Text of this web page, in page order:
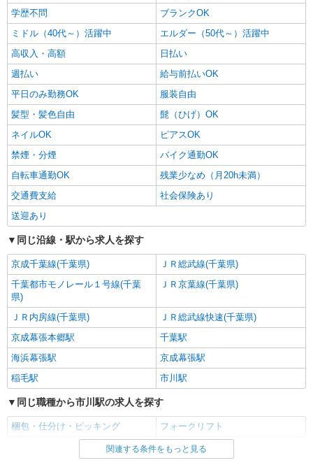
料送迎バスあり◎
キープ 詳細を見る
派遣社員
ランスタッド株式会社 船橋支店（船橋事業所）/FFBS112723
仕分け・ピッキング・梱包
時給1400円 ※交通費実費支給／当社規定あ
千葉県市川市塩浜 車・バイク通勤OK！ 無料
詳細を見る
派遣社員
ランスタッド株式会社 船橋支店（船橋事業所）/FFBS112704
仕分け・ピッキング・梱包
時給1500円 ※交通費実費支給／当社規定あ
り。
キープ 詳細を見る
アルバイト
コカ・コーラ ボトラーズジャパン＿市川SC【求人番号：85123】
時給1145円 【給与支給日】 当月末締め/翌月
25日払い（指定口座へお振込み）
千葉県市川市下新宿3-7
学歴不問
ブランクOK
ミドル（40代～）活躍中
エルダー（50代～）活躍中
高収入・高額
日払い
週払い
給与前払いOK
平日のみ勤務OK
服装自由
髪型・髪色自由
髭（ひげ）OK
ネイルOK
ピアスOK
禁煙・分煙
バイク通勤OK
自転車通勤OK
残業少なめ（月20h未満）
交通費支給
社会保険あり
送迎あり
同じ沿線・駅から求人を探す
京成千葉線(千葉県)
ＪＲ総武線(千葉県)
千葉都市モノレール１号線(千葉
県)
ＪＲ京葉線(千葉県)
ＪＲ内房線(千葉県)
ＪＲ総武線快速(千葉県)
京成幕張本郷駅
千葉駅
海浜幕張駅
京成幕張駅
稲毛駅
市川駅
同じ職種から市川駅の求人を探す
梱包・仕分け・ピッキング フォークリフト
同じ雇用形態から市川駅の求人を探す
関連する条件をもっと見る